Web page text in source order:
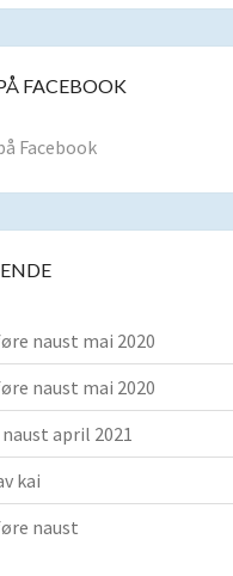
FACEBOOK
naust mai 2020
naust mai 2020
april 2021
kai
naust